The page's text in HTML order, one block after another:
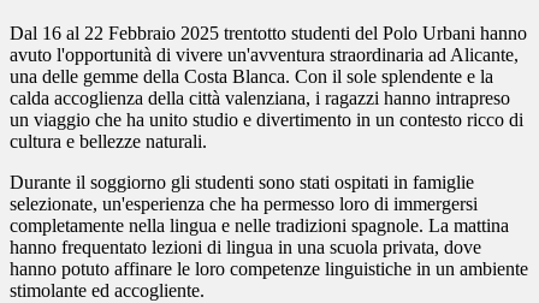
Dal 16 al 22 Febbraio 2025 trentotto studenti del Polo Urbani hanno
avuto l'opportunità di vivere un'avventura straordinaria ad Alicante,
una delle gemme della Costa Blanca. Con il sole splendente e la
calda accoglienza della città valenziana, i ragazzi hanno intrapreso
un viaggio che ha unito studio e divertimento in un contesto ricco di
cultura e bellezze naturali.
Durante il soggiorno gli studenti sono stati ospitati in famiglie
selezionate, un'esperienza che ha permesso loro di immergersi
completamente nella lingua e nelle tradizioni spagnole. La mattina
hanno frequentato lezioni di lingua in una scuola privata, dove
hanno potuto affinare le loro competenze linguistiche in un ambiente
stimolante ed accogliente.